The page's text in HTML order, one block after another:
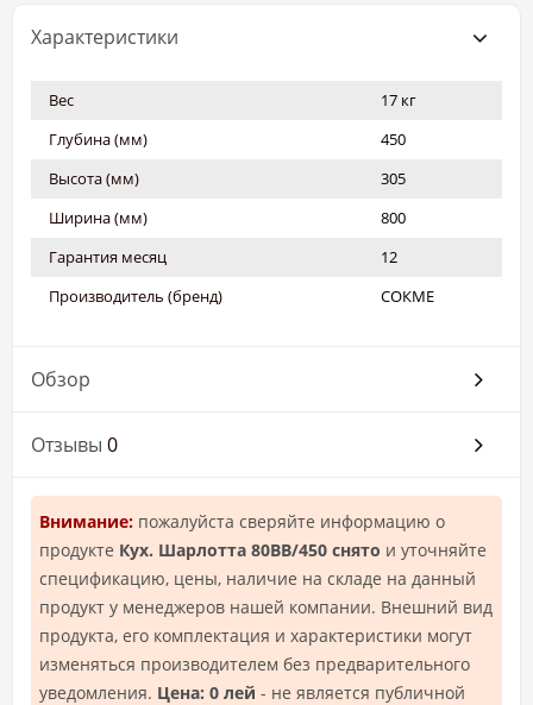
Характеристики
Вес
17 кг
Глубина (мм)
450
Высота (мм)
305
Ширина (мм)
800
Гарантия месяц
12
Производитель (бренд)
СОКМЕ
Обзор
Отзывы 0
Внимание: пожалуйста сверяйте информацию о
продукте Кух. Шарлотта 80ВВ/450 снято и уточняйте
спецификацию, цены, наличие на складе на данный
продукт у менеджеров нашей компании. Внешний вид
продукта, его комплектация и характеристики могут
изменяться производителем без предварительного
уведомления. Цена: 0 лей - не является публичной